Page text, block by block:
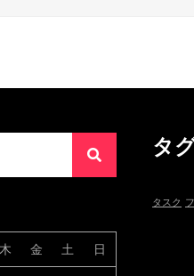
木 金 土
日
タ
タスク